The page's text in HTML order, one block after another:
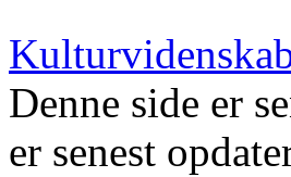
Denne side er
er senest